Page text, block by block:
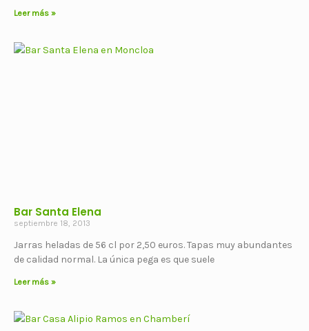
Leer más »
Bar Santa Elena
septiembre 18, 2013
Jarras heladas de 56 cl por 2,50 euros. Tapas muy abundantes
de calidad normal. La única pega es que suele
Leer más »